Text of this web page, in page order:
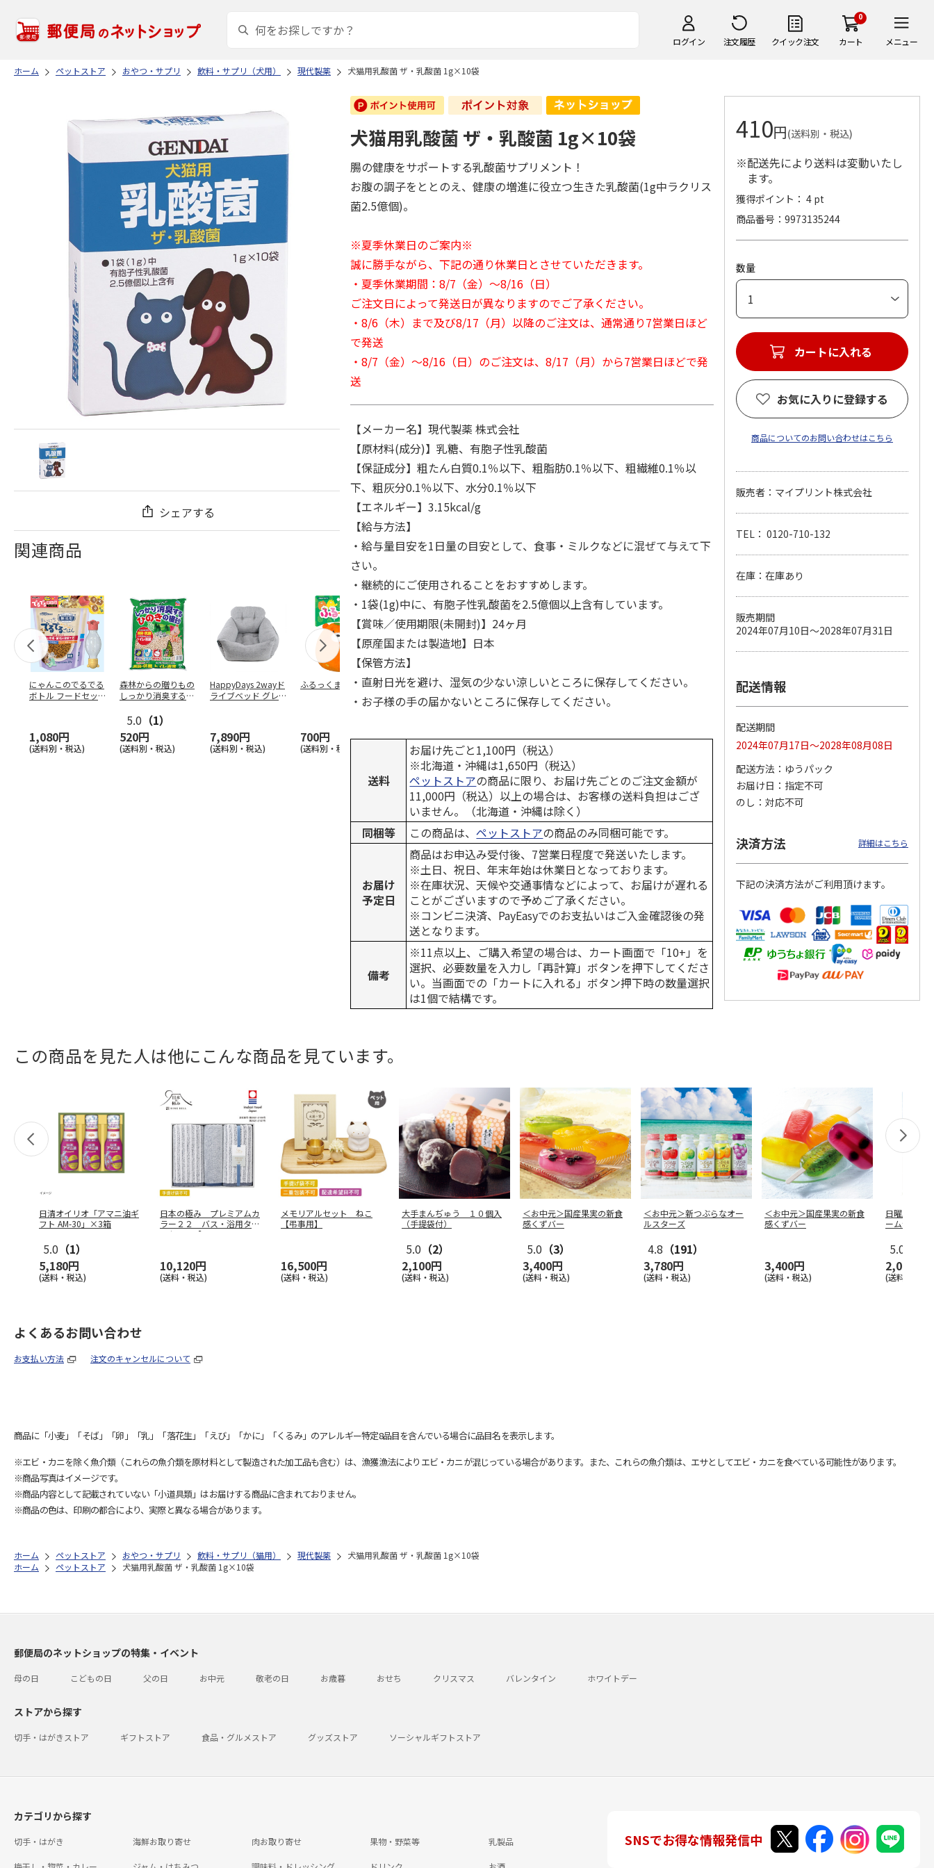
ログイン 注文履歴 クイック注文
0
カート メニュー
ホーム ペットストア おやつ・サプリ 飲料・サプリ（犬用） 現代製薬 犬猫用乳酸菌 ザ・乳酸菌 1g×10袋
シェアする
関連商品
にゃんこのでるでる
ボトル フードセッ
1,080円
(送料別・税込)
森林からの贈りもの
しっかり消臭するひ
5.0 （1）
520円
(送料別・税込)
HappyDays 2wayド
ライブベッド グレ
7,890円
(送料別・税込)
ふるっくま みかん
700円
(送料別・税込)
デオトイレ 飛び散
らない消臭・抗菌サ
ンド 4L
1,320円
(送料別・税込)
獣医師開発 ニオイ
をとる砂専用 猫ト
イレ ナチュラルグ
1,550円
(送料別・税込)
無添加良品 カムカ
ムデンタルコーン
ぐるぐるボーン型 S
470円
銀のスプーン パウ
120円
ペット線香 虹のか
なた フルーティフ
ローラルの香り
590円
(送料別・税込)
えBOX とりささ…
380円
(送料別・税込)
犬猫用乳酸菌 ザ・乳酸菌 1g×10袋
腸の健康をサポートする乳酸菌サプリメント！
お腹の調子をととのえ、健康の増進に役立つ生きた乳酸菌(1g中ラクリス
菌2.5億個)。
※夏季休業日のご案内※
誠に勝手ながら、下記の通り休業日とさせていただきます。
・夏季休業期間：8/7（金）～8/16（日）
ご注文日によって発送日が異なりますのでご了承ください。
・8/6（木）まで及び8/17（月）以降のご注文は、通常通り7営業日ほど
で発送
・8/7（金）～8/16（日）のご注文は、8/17（月）から7営業日ほどで発
送
【メーカー名】現代製薬 株式会社
【原材料(成分)】乳糖、有胞子性乳酸菌
【保証成分】粗たん白質0.1％以下、粗脂肪0.1％以下、粗繊維0.1％以
下、粗灰分0.1％以下、水分0.1％以下
【エネルギー】3.15kcal/g
【給与方法】
・給与量目安を1日量の目安として、食事・ミルクなどに混ぜて与えて下
さい。
・継続的にご使用されることをおすすめします。
・1袋(1g)中に、有胞子性乳酸菌を2.5億個以上含有しています。
【賞味／使用期限(未開封)】24ヶ月
【原産国または製造地】日本
【保管方法】
・直射日光を避け、湿気の少ない涼しいところに保存してください。
・お子様の手の届かないところに保存してください。
送料
お届け先ごと1,100円（税込）
※北海道・沖縄は1,650円（税込）
ペットストアの商品に限り、お届け先ごとのご注文金額が
11,000円（税込）以上の場合は、お客様の送料負担はござ
いません。（北海道・沖縄は除く）
同梱等
この商品は、ペットストアの商品のみ同梱可能です。
お届け
予定日
商品はお申込み受付後、7営業日程度で発送いたします。
※土日、祝日、年末年始は休業日となっております。
※在庫状況、天候や交通事情などによって、お届けが遅れる
ことがございますので予めご了承ください。
※コンビニ決済、PayEasyでのお支払いはご入金確認後の発
送となります。
備考
※11点以上、ご購入希望の場合は、カート画面で「10+」を
選択、必要数量を入力し「再計算」ボタンを押下してくださ
い。当画面での「カートに入れる」ボタン押下時の数量選択
は1個で結構です。
410円(送料別・税込)
※配送先により送料は変動いたし
ます。
獲得ポイント： 4 pt
商品番号
9973135244
数量
カートに入れる
お気に入りに登録する
商品についてのお問い合わせはこちら
販売者：マイプリント株式会社
TEL： 0120-710-132
在庫：在庫あり
販売期間
2024年07月10日～2028年07月31日
配送情報
配送期間
2024年07月17日～2028年08月08日
配送方法
ゆうパック
お届け日
指定不可
のし
対応不可
決済方法 詳細はこちら
下記の決済方法がご利用頂けます。
この商品を見た人は他にこんな商品を見ています。
日清オイリオ「アマニ油ギ
フト AM-30」×3箱
5.0 （1）
5,180円
(送料・税込)
日本の極み プレミアムカ
ラー２２ バス・浴用タオ
ルセット【
10,120円
(送料・税込)
メモリアルセット ねこ
【弔事用】
16,500円
(送料・税込)
大手まんぢゅう １０個入
（手提袋付）
5.0 （2）
2,100円
(送料・税込)
＜お中元＞国産果実の新食
感くずバー
5.0 （3）
3,400円
(送料・税込)
＜お中元＞新つぶらなオー
ルスターズ
4.8 （191）
3,780円
(送料・税込)
＜お中元＞国産果実の新食
感くずバー
3,400円
(送料・税込)
日曜劇場『
ーム切手）
5.0
2,000円
(送料別・税
よくあるお問い合わせ
お支払い方法 注文のキャンセルについて
商品に「小麦」「そば」「卵」「乳」「落花生」「えび」「かに」「くるみ」のアレルギー特定8品目を含んでいる場合に品目名を表示します。
※エビ・カニを除く魚介類（これらの魚介類を原材料として製造された加工品も含む）は、漁獲漁法によりエビ・カニが混じっている場合があります。また、これらの魚介類は、エサとしてエビ・カニを食べている可能性があります。
※商品写真はイメージです。
※商品内容として記載されていない「小道具類」はお届けする商品に含まれておりません。
※商品の色は、印刷の都合により、実際と異なる場合があります。
ホーム ペットストア おやつ・サプリ 飲料・サプリ（猫用） 現代製薬
犬猫用乳酸菌 ザ・乳酸菌 1g×10袋
ホーム
ペットストア 犬猫用乳酸菌 ザ・乳酸菌 1g×10袋
郵便局のネットショップの特集・イベント
母の日 こどもの日 父の日 お中元 敬老の日 お歳暮 おせち クリスマス バレンタイン ホワイトデー
ストアから探す
切手・はがきストア ギフトストア 食品・グルメストア グッズストア ソーシャルギフトストア
カテゴリから探す
切手・はがき 海鮮お取り寄せ 肉お取り寄せ 果物・野菜等 乳製品 SNSでお得な情報発信中